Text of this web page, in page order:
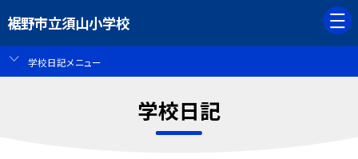
裾野市立須山小学校
学校日記メニュー
学校日記